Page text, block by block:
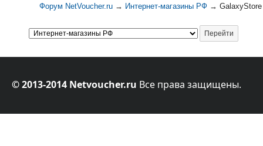
Форум NetVoucher.ru → Интернет-магазины РФ →GalaxyStore
© 2013-2014 Netvoucher.ru Все права защищены.